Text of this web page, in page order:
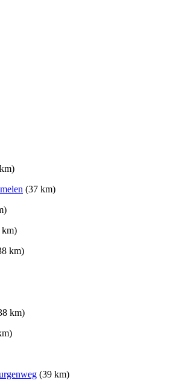
(37 km)
km)
km)
km)
(39 km)